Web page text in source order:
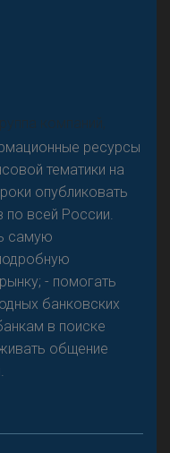
компаний,
ресурсы
тематики на
опубликовать
всей России.
самую
- помогать
банковских
в поиске
общение